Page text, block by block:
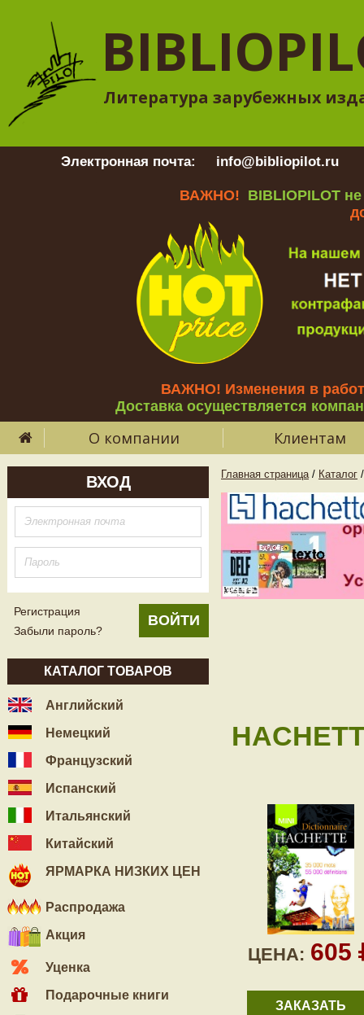
Литература зарубежных
Электронная почта: info@bibliopilot.ru
ВАЖНО! BIBLIOPILOT
ВАЖНО! Изменения в
Доставка осуществляется
О компании Клиентам
ВХОД
Регистрация
Забыли пароль?
КАТАЛОГ ТОВАРОВ
Английский
Немецкий
Французский
Испанский
Итальянский
Китайский
ЯРМАРКА НИЗКИХ ЦЕН
Распродажа
Акция
Уценка
Подарочные книги
Главная страница / Каталог /
ЦЕНА: 605
ЗАКАЗАТЬ